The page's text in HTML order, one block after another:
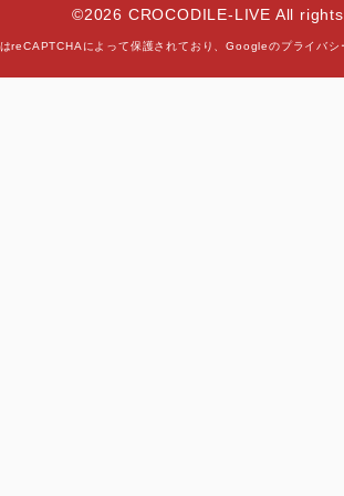
©2026 CROCODILE-LIVE All
reCAPTCHAによって保護されており、Googleのプライバシ